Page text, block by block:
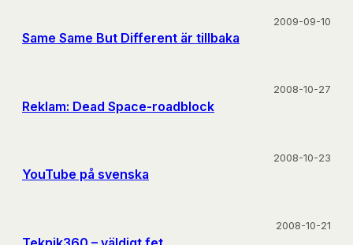
Same Same But Different är tillbaka
2009-09-10
Reklam: Dead Space-roadblock
2008-10-27
YouTube på svenska
2008-10-23
2008-10-21